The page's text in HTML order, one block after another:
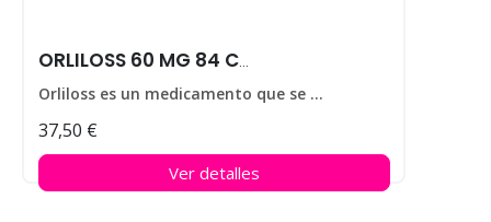
ORLILOSS 60 MG 84 CAPS
Orliloss es un medicamento que se utiliza para ayudar a perder peso en personas que padecen obesidad.
37,50 €
Ver detalles